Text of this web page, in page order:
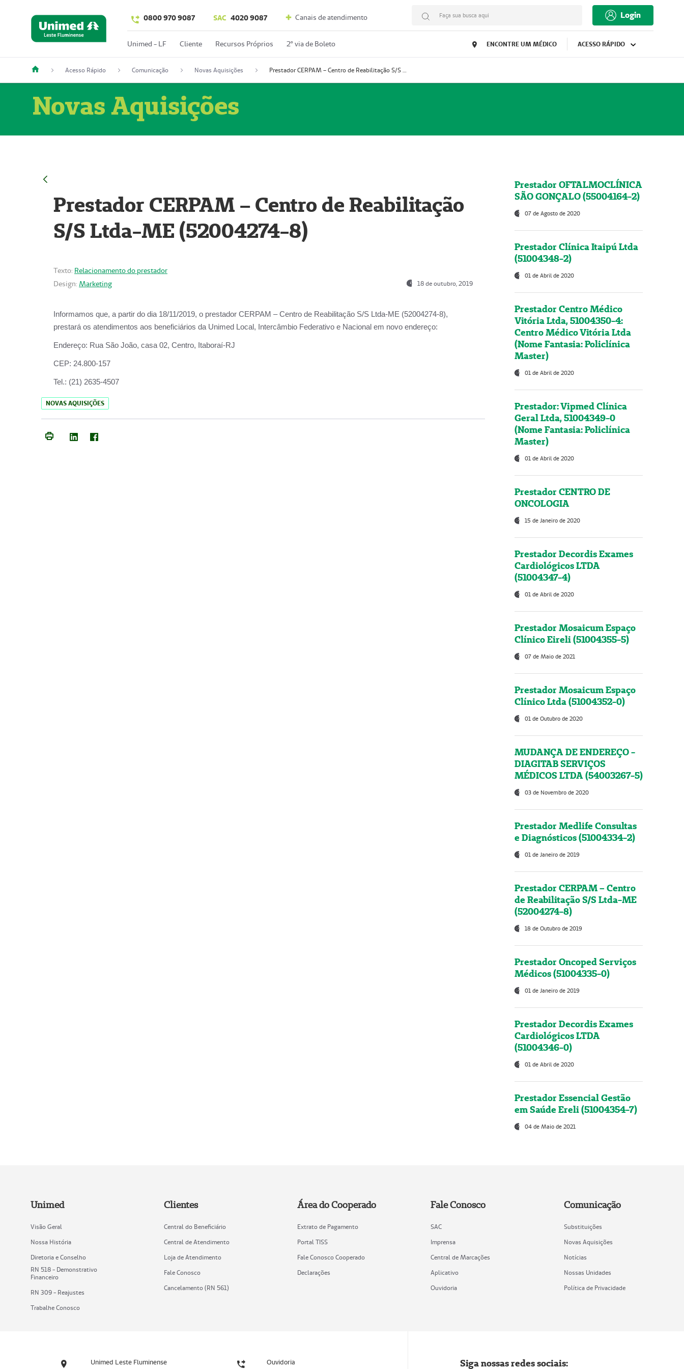
0800 970 9087 SAC 4020 9087 Canais de atendimento Faça sua busca aqui Login
Unimed - LF Cliente Recursos Próprios 2º via de Boleto ENCONTRE UM MÉDICO ACESSO RÁPIDO
Acesso Rápido Comunicação Novas Aquisições Prestador CERPAM – Centro de Reabilitação S/S Ltda-ME (52004274-8)
Novas Aquisições
Prestador CERPAM – Centro de Reabilitação
S/S Ltda-ME (52004274-8)
Texto: Relacionamento do prestador
Design: Marketing 18 de outubro, 2019
Informamos que, a partir do dia 18/11/2019, o prestador CERPAM – Centro de Reabilitação S/S Ltda-ME (52004274-8),
prestará os atendimentos aos beneficiários da Unimed Local, Intercâmbio Federativo e Nacional em novo endereço:
Endereço: Rua São João, casa 02, Centro, Itaboraí-RJ
CEP: 24.800-157
Tel.: (21) 2635-4507
NOVAS AQUISIÇÕES
Prestador OFTALMOCLÍNICA
SÃO GONÇALO (55004164-2)
07 de Agosto de 2020
Prestador Clínica Itaipú Ltda
(51004348-2)
01 de Abril de 2020
Prestador Centro Médico
Vitória Ltda, 51004350-4:
Centro Médico Vitória Ltda
(Nome Fantasia: Policlínica
Master)
01 de Abril de 2020
Prestador: Vipmed Clínica
Geral Ltda, 51004349-0
(Nome Fantasia: Policlínica
Master)
01 de Abril de 2020
Prestador CENTRO DE
ONCOLOGIA
15 de Janeiro de 2020
Prestador Decordis Exames
Cardiológicos LTDA
(51004347-4)
01 de Abril de 2020
Prestador Mosaicum Espaço
Clínico Eireli (51004355-5)
07 de Maio de 2021
Prestador Mosaicum Espaço
Clínico Ltda (51004352-0)
01 de Outubro de 2020
MUDANÇA DE ENDEREÇO -
DIAGITAB SERVIÇOS
MÉDICOS LTDA (54003267-5)
03 de Novembro de 2020
Prestador Medlife Consultas
e Diagnósticos (51004334-2)
01 de Janeiro de 2019
Prestador CERPAM – Centro
de Reabilitação S/S Ltda-ME
(52004274-8)
18 de Outubro de 2019
Prestador Oncoped Serviços
Médicos (51004335-0)
01 de Janeiro de 2019
Prestador Decordis Exames
Cardiológicos LTDA
(51004346-0)
01 de Abril de 2020
Prestador Essencial Gestão
em Saúde Ereli (51004354-7)
04 de Maio de 2021
Unimed
Visão Geral
Nossa História
Diretoria e Conselho
RN 518 - Demonstrativo
Financeiro
RN 309 - Reajustes
Trabalhe Conosco
Clientes
Central do Beneficiário
Central de Atendimento
Loja de Atendimento
Fale Conosco
Cancelamento (RN 561)
Área do Cooperado
Extrato de Pagamento
Portal TISS
Fale Conosco Cooperado
Declarações
Fale Conosco
SAC
Imprensa
Central de Marcações
Aplicativo
Ouvidoria
Comunicação
Substituições
Novas Aquisições
Notícias
Nossas Unidades
Política de Privacidade
Unimed Leste Fluminense Ouvidoria Siga nossas redes sociais: